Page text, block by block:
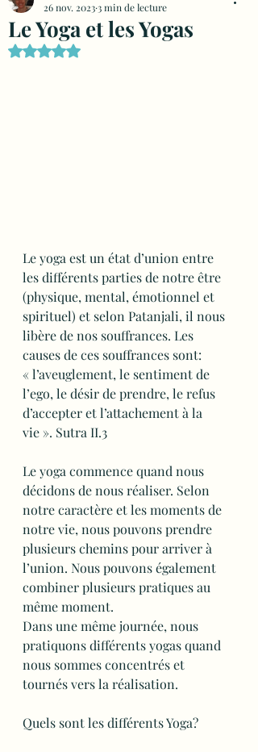
Le Yoga et les Yogas
26 nov. 20233 min de lecture
Noté NaN étoiles sur 5.
Le yoga est un état d’union entre
les différents parties de notre être
(physique, mental, émotionnel et
spirituel) et selon Patanjali, il nous
libère de nos souffrances. Les
causes de ces souffrances sont:
« l’aveuglement, le sentiment de
l’ego, le désir de prendre, le refus
d’accepter et l’attachement à la
vie ». Sutra II.3
Le yoga commence quand nous
décidons de nous réaliser. Selon
notre caractère et les moments de
notre vie, nous pouvons prendre
plusieurs chemins pour arriver à
l’union. Nous pouvons également
combiner plusieurs pratiques au
même moment.
Dans une même journée, nous
pratiquons différents yogas quand
nous sommes concentrés et
tournés vers la réalisation.
Quels sont les différents Yoga?